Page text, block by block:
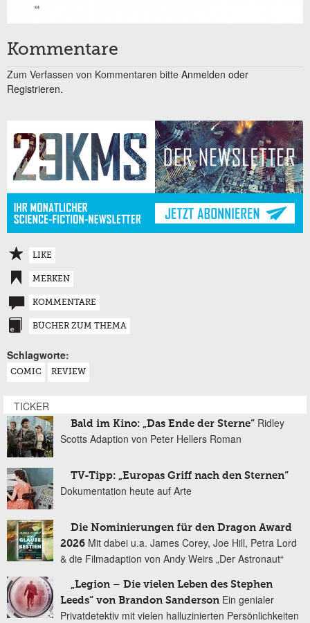
Kommentare
Zum Verfassen von Kommentaren bitte Anmelden oder
Registrieren.
LIKE
MERKEN
KOMMENTARE
BÜCHER ZUM THEMA
Schlagworte:
COMIC REVIEW
TICKER
Bald im Kino: „Das Ende der Sterne“ Ridley
Scotts Adaption von Peter Hellers Roman
TV-Tipp: „Europas Griff nach den Sternen“
Dokumentation heute auf Arte
Die Nominierungen für den Dragon Award
2026 Mit dabei u.a. James Corey, Joe Hill, Petra Lord
& die Filmadaption von Andy Weirs „Der Astronaut“
„Legion – Die vielen Leben des Stephen
Leeds“ von Brandon Sanderson Ein genialer
Privatdetektiv mit vielen halluzinierten Persönlichkeiten